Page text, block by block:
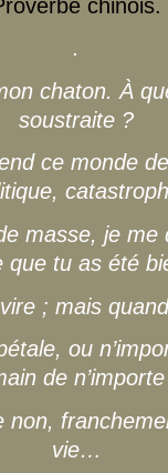
chinois.
.
chaton. À
soustraite ?
ce monde
masse, je me
que tu as été
; mais
ou
de n’importe
non,
vie…